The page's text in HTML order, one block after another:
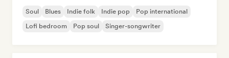
Soul Blues Indie folk Indie pop
Pop international
Lofi bedroom
Pop soul Singer-songwriter